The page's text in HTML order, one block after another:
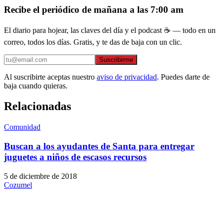
Recibe el periódico de mañana a las 7:00 am
El diario para hojear, las claves del día y el podcast ☕ — todo en un
correo, todos los días. Gratis, y te das de baja con un clic.
Suscribirme
Al suscribirte aceptas nuestro aviso de privacidad. Puedes darte de
baja cuando quieras.
Relacionadas
Comunidad
Buscan a los ayudantes de Santa para entregar
juguetes a niños de escasos recursos
5 de diciembre de 2018
Cozumel